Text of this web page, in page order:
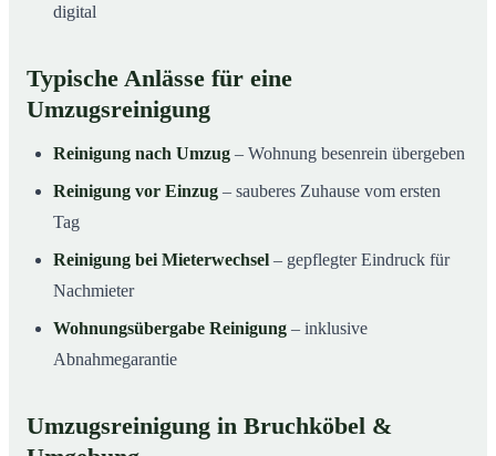
digital
Typische Anlässe für eine
Umzugsreinigung
Reinigung nach Umzug – Wohnung besenrein übergeben
Reinigung vor Einzug – sauberes Zuhause vom ersten
Tag
Reinigung bei Mieterwechsel – gepflegter Eindruck für
Nachmieter
Wohnungsübergabe Reinigung – inklusive
Abnahmegarantie
Umzugsreinigung in Bruchköbel &